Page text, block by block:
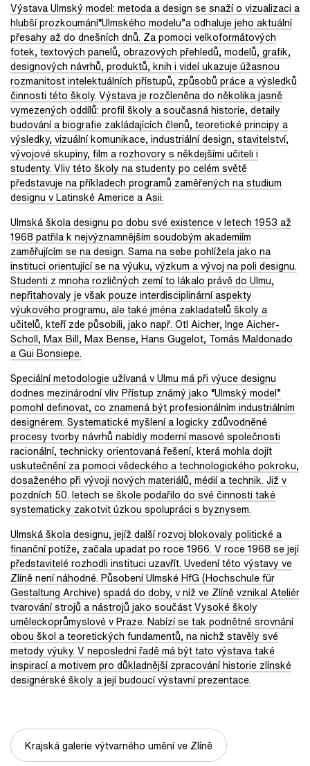
Výstava Ulmský model: metoda a design se snaží o vizualizaci a
hlubší prozkoumání“Ulmského modelu”a odhaluje jeho aktuální
přesahy až do dnešních dnů. Za pomoci velkoformátových
fotek, textových panelů, obrazových přehledů, modelů, grafik,
designových návrhů, produktů, knih i videí ukazuje úžasnou
rozmanitost intelektuálních přístupů, způsobů práce a výsledků
činnosti této školy. Výstava je rozčleněna do několika jasně
vymezených oddílů: profil školy a současná historie, detaily
budování a biografie zakládajících členů, teoretické principy a
výsledky, vizuální komunikace, industriální design, stavitelství,
vývojové skupiny, film a rozhovory s někdejšími učiteli i
studenty. Vliv této školy na studenty po celém světě
představuje na příkladech programů zaměřených na studium
designu v Latinské Americe a Asii.
Ulmská škola designu po dobu své existence v letech 1953 až
1968 patřila k nejvýznamnějším soudobým akademiím
zaměřujícím se na design. Sama na sebe pohlížela jako na
instituci orientující se na výuku, výzkum a vývoj na poli designu.
Studenti z mnoha rozličných zemí to lákalo právě do Ulmu,
nepřitahovaly je však pouze interdisciplinární aspekty
výukového programu, ale také jména zakladatelů školy a
učitelů, kteří zde působili, jako např. Otl Aicher, Inge Aicher-
Scholl, Max Bill, Max Bense, Hans Gugelot, Tomás Maldonado
a Gui Bonsiepe.
Speciální metodologie užívaná v Ulmu má při výuce designu
dodnes mezinárodní vliv. Přístup známý jako “Ulmský model”
pomohl definovat, co znamená být profesionálním industriálním
designérem. Systematické myšlení a logicky zdůvodněné
procesy tvorby návrhů nabídly moderní masové společnosti
racionální, technicky orientovaná řešení, která mohla dojít
uskutečnění za pomoci vědeckého a technologického pokroku,
dosaženého při vývoji nových materiálů, médií a technik. Již v
pozdních 50. letech se škole podařilo do své činnosti také
systematicky zakotvit úzkou spolupráci s byznysem.
Ulmská škola designu, jejíž další rozvoj blokovaly politické a
finanční potíže, začala upadat po roce 1966. V roce 1968 se její
představitelé rozhodli instituci uzavřít. Uvedení této výstavy ve
Zlíně není náhodné. Působení Ulmské HfG (Hochschule für
Gestaltung Archive) spadá do doby, v níž ve Zlíně vznikal Ateliér
tvarování strojů a nástrojů jako součást Vysoké školy
uměleckoprůmyslové v Praze. Nabízí se tak podnětné srovnání
obou škol a teoretických fundamentů, na nichž stavěly své
metody výuky. V neposlední řadě má být tato výstava také
inspirací a motivem pro důkladnější zpracování historie zlínské
designérské školy a její budoucí výstavní prezentace.
Krajská galerie výtvarného umění ve Zlíně